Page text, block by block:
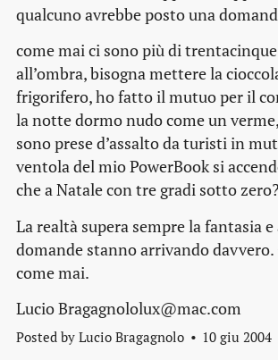
qualcuno avrebbe posto una
come mai ci sono più di
all’ombra, bisogna mettere la
frigorifero, ho fatto il mutuo per il
la notte dormo nudo come un
sono prese d’assalto da turisti in
ventola del mio PowerBook si
che a Natale con tre gradi sotto zero?
La realtà supera sempre la fantasia e
domande stanno arrivando davvero.
come mai.
Lucio Bragagnololux@mac.com
Posted by Lucio Bragagnolo 10 giu 2004